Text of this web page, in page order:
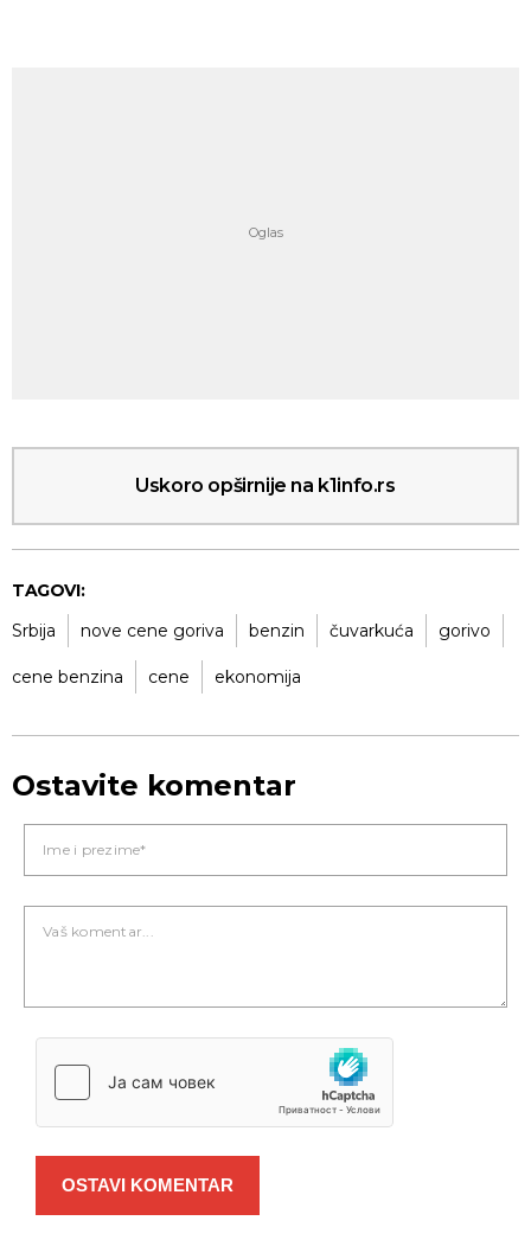
Uskoro opširnije na k1info.rs
TAGOVI:
Srbija
nove cene goriva benzin čuvarkuća gorivo
cene benzina cene ekonomija
Ostavite komentar
OSTAVI KOMENTAR